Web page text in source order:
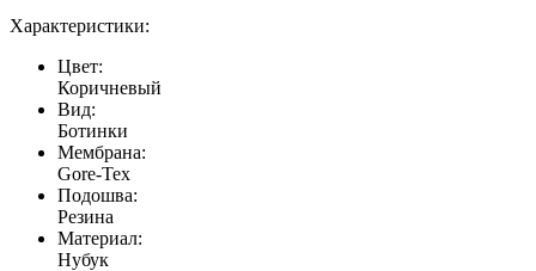
Характеристики:
Цвет:
Коричневый
Вид:
Ботинки
Мембрана:
Gore-Tex
Подошва:
Резина
Материал:
Нубук